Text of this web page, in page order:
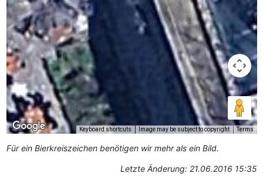
Keyboard shortcuts Image may be subject to copyright Terms
Für ein Bierkreiszeichen benötigen wir mehr als ein Bild.
Letzte Änderung: 21.06.2016 15:35